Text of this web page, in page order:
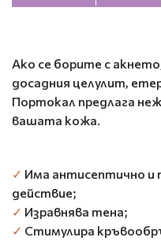
Ако се борите с
досадния целулит,
Портокал предлага
вашата кожа.
✓ Има антисептично и
действие;
✓ Изравнява тена;
✓ Стимулира